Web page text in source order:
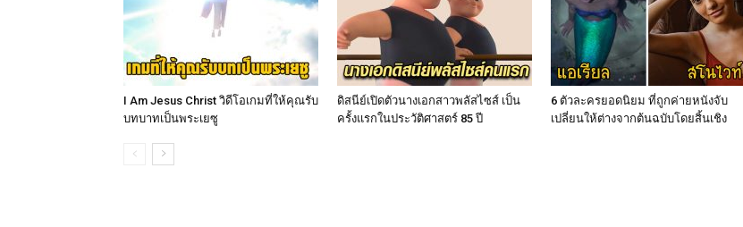
I Am Jesus Christ วิดีโอเกมที่ให้คุณรับ
บทบาทเป็นพระเยซู
ดิสนีย์เปิดตัวนางเอกสาวพลัสไซส์ เป็น
ครั้งแรกในประวัติศาสตร์ 85 ปี
6 ตัวละครยอดนิยม ที่ถูกค่ายหนังจับ
เปลี่ยนให้ต่างจากต้นฉบับโดยสิ้นเชิง